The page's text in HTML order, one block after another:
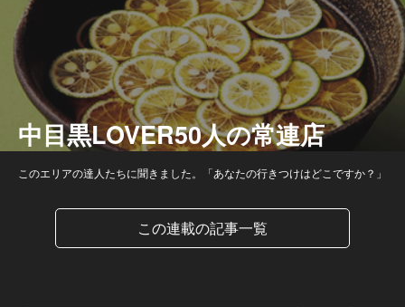
中目黒LOVER50人の常連店
このエリアの達人たちに聞きました。「あなたの行きつけはどこですか？」
この連載の記事一覧